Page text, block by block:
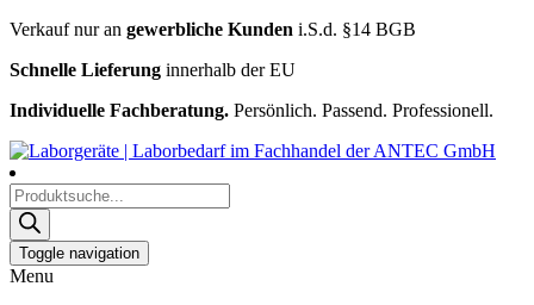
Verkauf nur an gewerbliche Kunden i.S.d. §14 BGB
Schnelle Lieferung innerhalb der EU
Individuelle Fachberatung. Persönlich. Passend. Professionell.
Products
search
Toggle navigation
Menu